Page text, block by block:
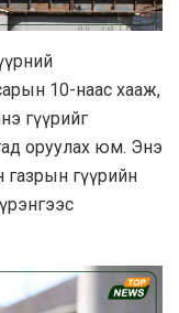
10-наас хааж,
гүүрийг
оруулах юм. Энэ
гүүрийн